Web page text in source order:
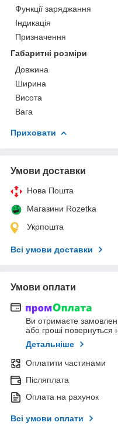
Функції заряджання
Індикація
Призначення
Габаритні розміри
Довжина
Ширина
Висота
Вага
Приховати
Умови доставки
Нова Пошта
Магазини Rozetka
Укрпошта
Всі умови доставки
Умови оплати
Ви отримаєте
або гроші повернуться
Детальніше
Оплатити частинами
Післяплата
Оплата на рахунок
Всі умови оплати